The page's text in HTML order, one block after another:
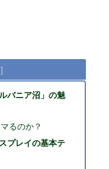
バニア沼」の魅
るのか？
プレイの基本テ